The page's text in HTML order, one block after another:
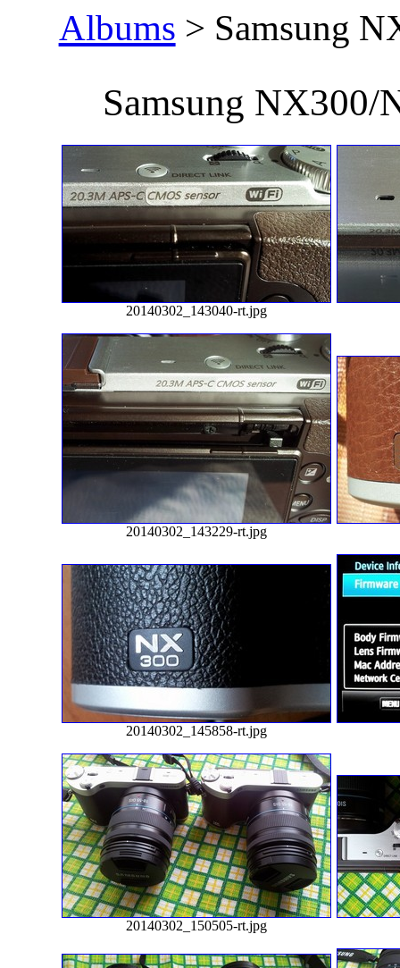
Albums > Samsung
Samsung NX300/
20140302_143040-rt.jpg
20140302_143229-rt.jpg
20140302_145858-rt.jpg
20140302_150505-rt.jpg